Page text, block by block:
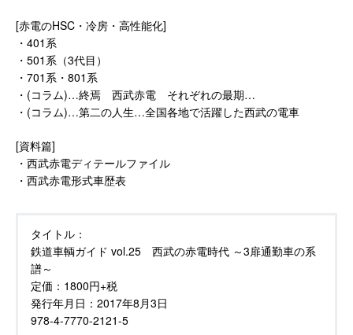
[赤電のHSC・冷房・高性能化]
・401系
・501系（3代目）
・701系・801系
・(コラム)…終焉 西武赤電 それぞれの最期…
・(コラム)…第二の人生…全国各地で活躍した西武の電車
[資料篇]
・西武赤電ディテールファイル
・西武赤電形式車歴表
タイトル：
鉄道車輌ガイド vol.25 西武の赤電時代 ～3扉通勤車の系
譜～
定価： 1800円+税
発行年月日： 2017年8月3日
978-4-7770-2121-5